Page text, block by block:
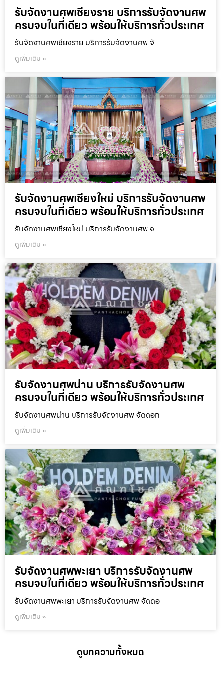
รับจัดงานศพเชียงราย บริการรับจัดงานศพ
ครบจบในที่เดียว พร้อมให้บริการทั่วประเทศ
รับจัดงานศพเชียงราย บริการรับจัดงานศพ จั
ดูเพิ่มเติม »
รับจัดงานศพเชียงใหม่ บริการรับจัดงานศพ
ครบจบในที่เดียว พร้อมให้บริการทั่วประเทศ
รับจัดงานศพเชียงใหม่ บริการรับจัดงานศพ จ
ดูเพิ่มเติม »
รับจัดงานศพน่าน บริการรับจัดงานศพ
ครบจบในที่เดียว พร้อมให้บริการทั่วประเทศ
รับจัดงานศพน่าน บริการรับจัดงานศพ จัดดอก
ดูเพิ่มเติม »
รับจัดงานศพพะเยา บริการรับจัดงานศพ
ครบจบในที่เดียว พร้อมให้บริการทั่วประเทศ
รับจัดงานศพพะเยา บริการรับจัดงานศพ จัดดอ
ดูเพิ่มเติม »
ดูบทความทั้งหมด